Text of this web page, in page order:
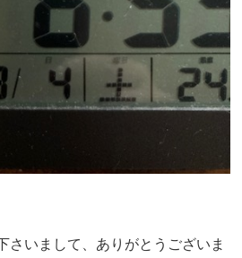
さいまして、ありがとうございま